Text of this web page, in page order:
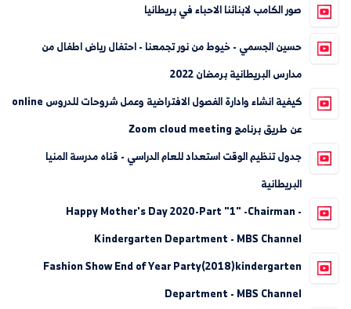
صور الكامب لابنائنا الاحباء في بريطانيا
حسين الجسمي - خيوط من نور تجمعنا - احتفال رياض اطفال من
مدارس البريطانية برمضان 2022
كيفية انشاء وادارة الفصول الافتراضية وعمل شروحات للدروس online
عن طريق برنامج Zoom cloud meeting
جدول تنظيم الوقت استعداد للعام الدراسي - قناه مدرسة المنيا
البريطانية
Happy Mother's Day 2020-Part "1" -Chairman -
Kindergarten Department - MBS Channel
Fashion Show End of Year Party(2018)kindergarten
Department - MBS Channel